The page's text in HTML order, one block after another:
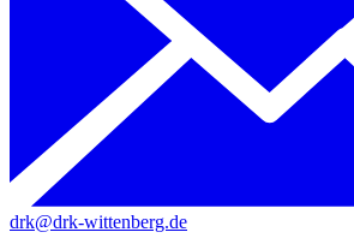
drk@drk-wittenberg.de